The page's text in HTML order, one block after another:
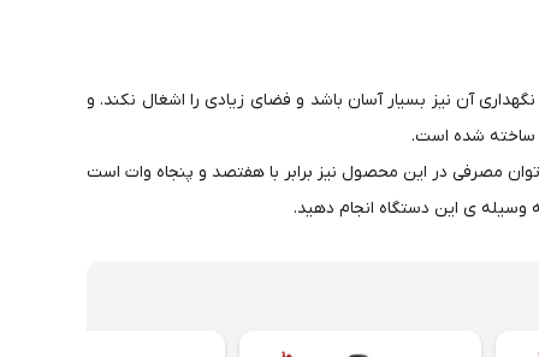
آن نیز بسیار آسان باشد و فضای زیادی را اشغال نکند. و
ساخته شده است.
مصرفی در این محصول نیز برابر با هفتصد و پنجاه وات است
وسیله ی این دستگاه انجام دهید.